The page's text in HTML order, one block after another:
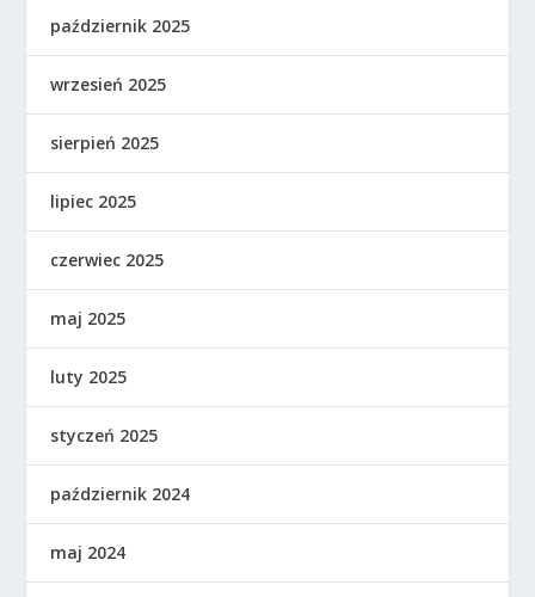
październik 2025
wrzesień 2025
sierpień 2025
lipiec 2025
czerwiec 2025
maj 2025
luty 2025
styczeń 2025
październik 2024
maj 2024